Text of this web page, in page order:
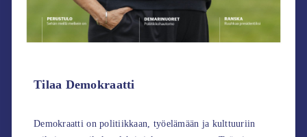
Tilaa Demokraatti
Demokraatti on politiikkaan, työelämään ja kulttuuriin